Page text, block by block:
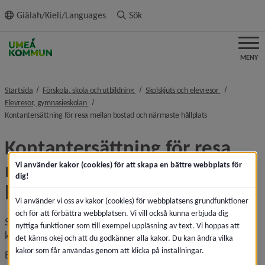
innehållet
Giälah/Kieli/Languages Sök
MENY
Startsida Förskola, skola och utbildning nivå i brödsmulenavigeringen
Skolskjuts och elevresor nivå i
Elevresor, gymnasieskolan nivå i brödsmulenavigeringen
Kontantersättning för resa mellan bostad och närmaste hållplatsnivå i
Kontantersättning för resa
mellan bostad och närmaste
hållplats
Stödet kan även utgå som en kombination av busskort och
kontantersättning om kraven för det uppfylls.
Elever som uppfyller kraven för dagliga elevresor och som
Vi använder kakor (cookies) för att skapa en bättre webbplats för
dig!
Vi använder vi oss av kakor (cookies) för webbplatsens grundfunktioner
och för att förbättra webbplatsen. Vi vill också kunna erbjuda dig
nyttiga funktioner som till exempel uppläsning av text. Vi hoppas att
det känns okej och att du godkänner alla kakor. Du kan ändra vilka
kakor som får användas genom att klicka på inställningar.